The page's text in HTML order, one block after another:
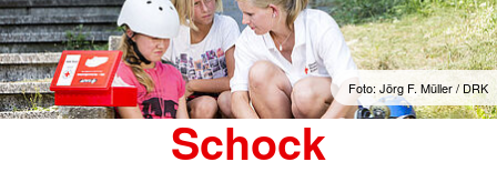
Foto: Jörg F. Müller / DRK
Schock